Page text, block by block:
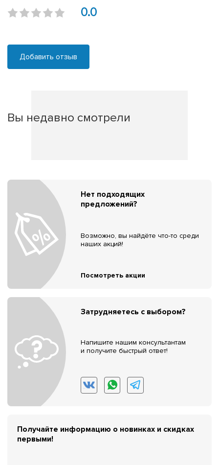
0.0
Добавить отзыв
Вы недавно смотрели
Нет подходящих
предложений?
Возможно, вы найдёте что-то среди
наших акций!
Посмотреть акции
Затрудняетесь с выбором?
Напишите нашим консультантам
и получите быстрый ответ!
Получайте информацию о новинках и скидках
первыми!